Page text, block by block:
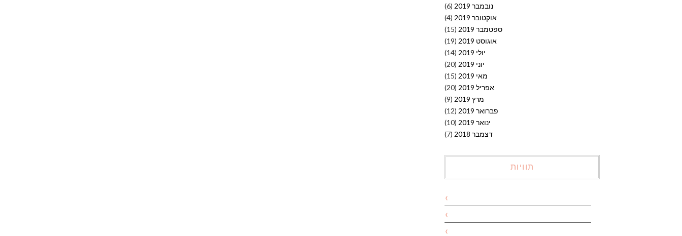
נובמבר 2019
(6)
אוקטובר 2019
(4)
ספטמבר 2019
(15)
אוגוסט 2019
(19)
יולי 2019
(14)
יוני 2019
(20)
מאי 2019
(15)
אפריל 2019
(20)
מרץ 2019
(9)
פברואר 2019
(12)
ינואר 2019
(10)
דצמבר 2018
(7)
תוויות